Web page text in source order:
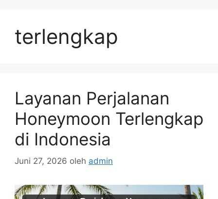
terlengkap
Layanan Perjalanan
Honeymoon Terlengkap
di Indonesia
Juni 27, 2026 oleh admin